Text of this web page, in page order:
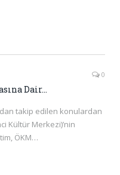
0
Dair…
takip edilen konulardan
Kültür Merkezi)’nin
ÖKM…